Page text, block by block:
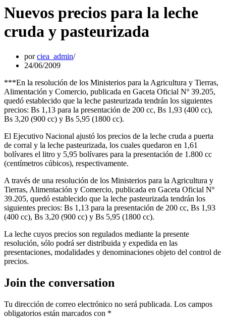
Nuevos precios para la leche
cruda y pasteurizada
porciea_admin
24/06/2009
***En la resolución de los Ministerios para la Agricultura y Tierras,
Alimentación y Comercio, publicada en Gaceta Oficial Nº 39.205,
quedó establecido que la leche pasteurizada tendrán los siguientes
precios: Bs 1,13 para la presentación de 200 cc, Bs 1,93 (400 cc),
Bs 3,20 (900 cc) y Bs 5,95 (1800 cc).
El Ejecutivo Nacional ajustó los precios de la leche cruda a puerta
de corral y la leche pasteurizada, los cuales quedaron en 1,61
bolívares el litro y 5,95 bolívares para la presentación de 1.800 cc
(centímetros cúbicos), respectivamente.
A través de una resolución de los Ministerios para la Agricultura y
Tierras, Alimentación y Comercio, publicada en Gaceta Oficial Nº
39.205, quedó establecido que la leche pasteurizada tendrán los
siguientes precios: Bs 1,13 para la presentación de 200 cc, Bs 1,93
(400 cc), Bs 3,20 (900 cc) y Bs 5,95 (1800 cc).
La leche cuyos precios son regulados mediante la presente
resolución, sólo podrá ser distribuida y expedida en las
presentaciones, modalidades y denominaciones objeto del control de
precios.
Join the conversation
Tu dirección de correo electrónico no será publicada. Los campos
obligatorios están marcados con *